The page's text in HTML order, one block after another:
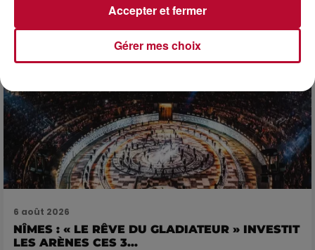
6 août 2026
NÎMES : « LE RÊVE DU GLADIATEUR » INVESTIT
LES ARÈNES CES 3...
Gérer mes choix
Accepter et fermer